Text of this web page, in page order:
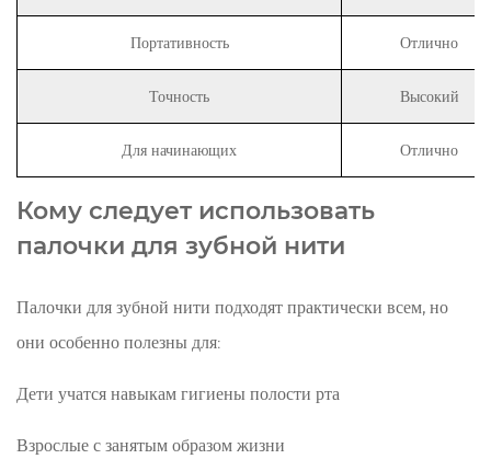
Портативность Отлично
Точность Высокий
Для начинающих Отлично
Кому следует использовать
палочки для зубной нити
Палочки для зубной нити подходят практически всем, но
они особенно полезны для:
Дети учатся навыкам гигиены полости рта
Взрослые с занятым образом жизни